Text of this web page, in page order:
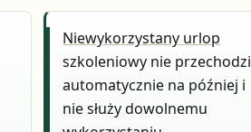
Niewykorzystany urlop
szkoleniowy nie przechodzi
automatycznie na później i
nie służy dowolnemu